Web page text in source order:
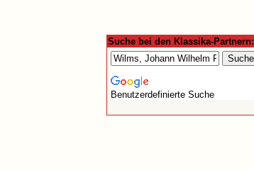
Suche bei den Klassika-Partnern:
Benutzerdefinierte Suche